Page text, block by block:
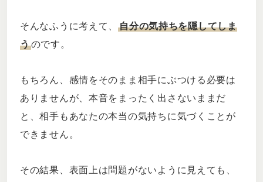
そんなふうに考えて、自分の気持ちを隠してしま
うのです。
もちろん、感情をそのまま相手にぶつける必要は
ありませんが、本音をまったく出さないままだ
と、相手もあなたの本当の気持ちに気づくことが
できません。
その結果、表面上は問題がないように見えても、